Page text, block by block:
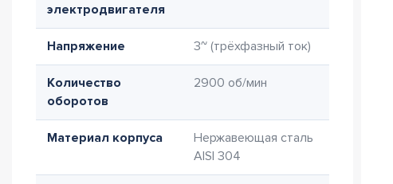
электродвигателя
Напряжение 3~ (трёхфазный ток)
Количество
оборотов
2900 об/мин
Материал корпуса
Нержавеющая сталь
AISI 304